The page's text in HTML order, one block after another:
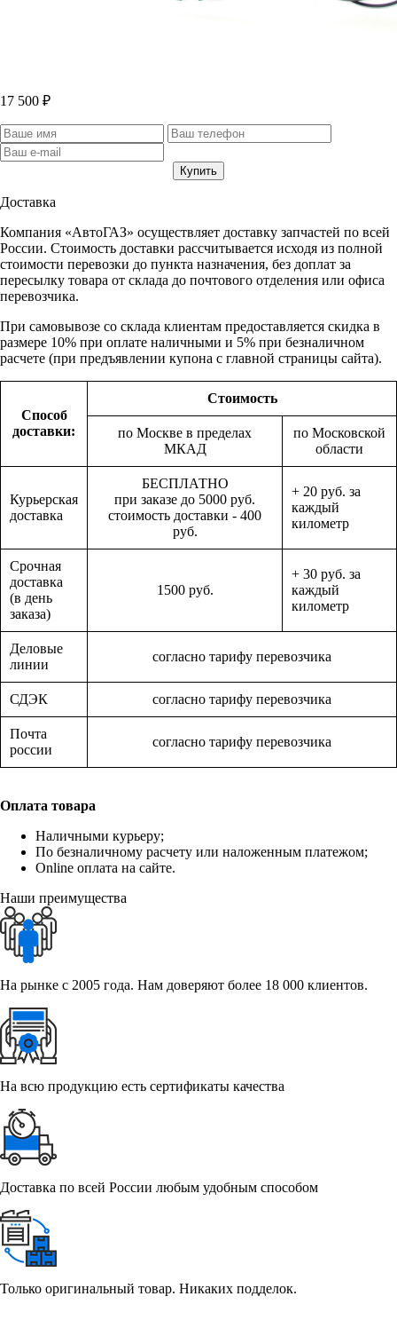
17 500 ₽
Доставка
Компания «АвтоГАЗ» осуществляет доставку запчастей по всей
России. Стоимость доставки рассчитывается исходя из полной
стоимости перевозки до пункта назначения, без доплат за
пересылку товара от склада до почтового отделения или офиса
перевозчика.
При самовывозе со склада клиентам предоставляется скидка в
размере 10% при оплате наличными и 5% при безналичном
расчете (при предъявлении купона с главной страницы сайта).
Способ
доставки:
Стоимость
по Москве в пределах
МКАД
по Московской
области
Курьерская
доставка
БЕСПЛАТНО
при заказе до 5000 руб.
стоимость доставки - 400
руб.
+ 20 руб. за
каждый
километр
Срочная
доставка
(в день
заказа)
1500 руб.
+ 30 руб. за
каждый
километр
Деловые
линии
согласно тарифу перевозчика
СДЭК согласно тарифу перевозчика
Почта
россии
согласно тарифу перевозчика
Оплата товара
Наличными курьеру;
По безналичному расчету или наложенным платежом;
Online оплата на сайте.
Наши преимущества
На рынке с 2005 года. Нам доверяют более 18 000 клиентов.
На всю продукцию есть сертификаты качества
Доставка по всей России любым удобным способом
Только оригинальный товар. Никаких подделок.